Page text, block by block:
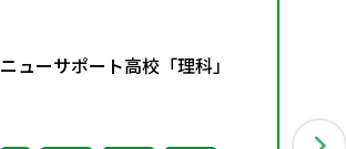
ニューサポート高校「理科」